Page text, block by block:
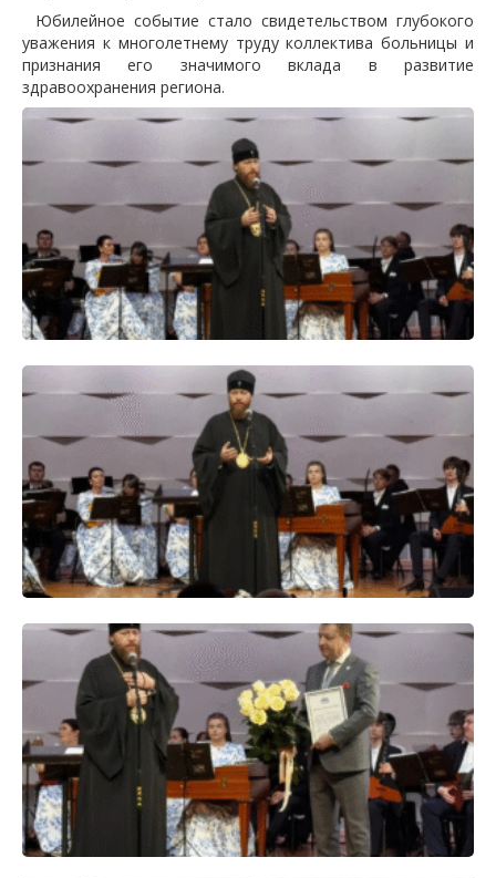
Юбилейное событие стало свидетельством глубокого
уважения к многолетнему труду коллектива больницы и
признания его значимого вклада в развитие
здравоохранения региона.